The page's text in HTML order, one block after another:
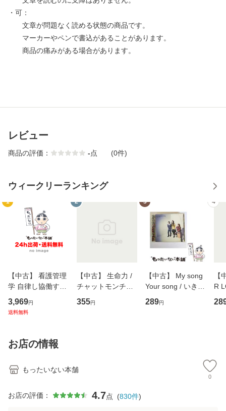
・可：
文章が問題なく読める状態の商品です。
マーカーやペンで書込があることがあります。
商品の痛みがある場合があります。
レビュー
商品の評価： -点 (0件)
ウィークリーランキング
1
【中古】 看護管理
学 自律し協働する
専門職の看護マネ
ジメントスキル 改
恵 藤本幸三 / 南江
堂 [単行
3,969円
送料無料
2
【中古】 生命力 /
チャットモンチー /
キューンレコード
[CD]【メール便送
355円
3
【中古】 My song
Your song / いきも
のがかり / [CD]
【メール便送料無
289円
4
【
R
産
お店の情報
もったいない本舗
0
お店の評価： 4.7点 (830件)